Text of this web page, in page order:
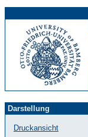
Darstellung
Druckansicht